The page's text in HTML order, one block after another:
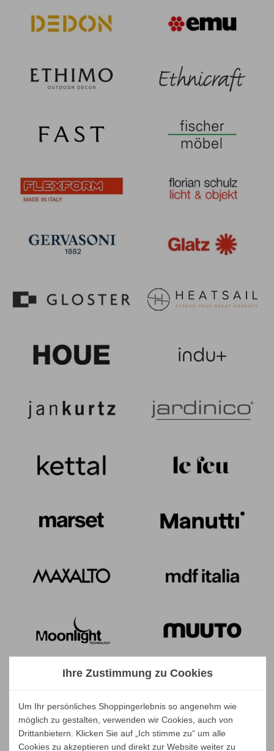
Ihre Zustimmung zu Cookies
Um Ihr persönliches Shoppingerlebnis so angenehm wie
möglich zu gestalten, verwenden wir Cookies, auch von
Drittanbietern. Klicken Sie auf „Ich stimme zu“ um alle
Cookies zu akzeptieren und direkt zur Website weiter zu